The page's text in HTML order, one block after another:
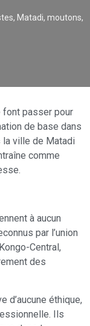
, Matadi, moutons,
font passer pour
de base dans
la ville de Matadi
comme
à aucun
par l’union
Central,
des
d’aucune éthique,
Ils